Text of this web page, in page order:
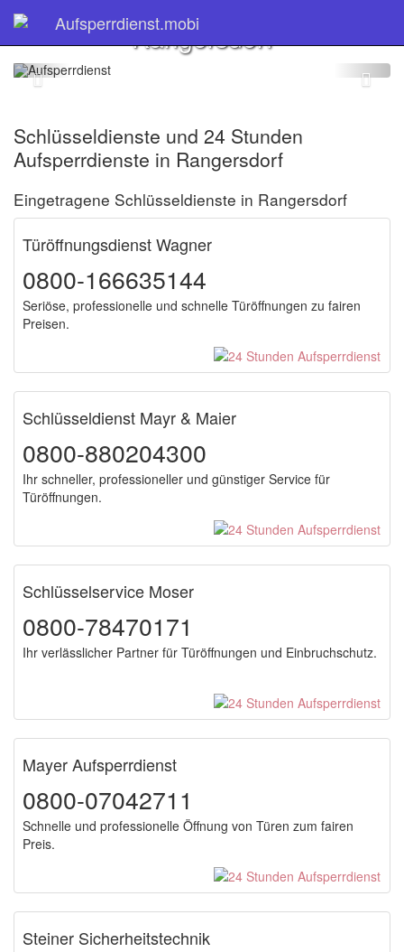
Aufsperrdienst.mobi
Schlüsseldienst
Rangersdorf
Schlüsseldienste und 24 Stunden
Aufsperrdienste in Rangersdorf
Eingetragene Schlüsseldienste in Rangersdorf
Türöffnungsdienst Wagner
0800-166635144
Seriöse, professionelle und schnelle Türöffnungen zu fairen
Preisen.
Schlüsseldienst Mayr & Maier
0800-880204300
Ihr schneller, professioneller und günstiger Service für
Türöffnungen.
Schlüsselservice Moser
0800-78470171
Ihr verlässlicher Partner für Türöffnungen und Einbruchschutz.
Mayer Aufsperrdienst
0800-07042711
Schnelle und professionelle Öffnung von Türen zum fairen
Preis.
Steiner Sicherheitstechnik